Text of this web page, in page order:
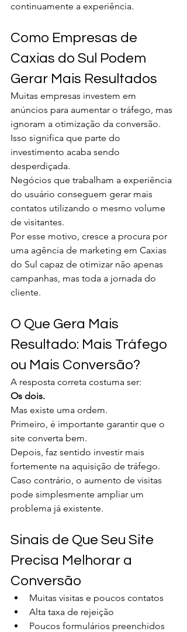
continuamente a experiência.
Como Empresas de
Caxias do Sul Podem
Gerar Mais Resultados
Muitas empresas investem em
anúncios para aumentar o tráfego, mas
ignoram a otimização da conversão.
Isso significa que parte do
investimento acaba sendo
desperdiçada.
Negócios que trabalham a experiência
do usuário conseguem gerar mais
contatos utilizando o mesmo volume
de visitantes.
Por esse motivo, cresce a procura por
uma agência de marketing em Caxias
do Sul capaz de otimizar não apenas
campanhas, mas toda a jornada do
cliente.
O Que Gera Mais
Resultado: Mais Tráfego
ou Mais Conversão?
A resposta correta costuma ser:
Os dois.
Mas existe uma ordem.
Primeiro, é importante garantir que o
site converta bem.
Depois, faz sentido investir mais
fortemente na aquisição de tráfego.
Caso contrário, o aumento de visitas
pode simplesmente ampliar um
problema já existente.
Sinais de Que Seu Site
Precisa Melhorar a
Conversão
Muitas visitas e poucos contatos
Alta taxa de rejeição
Poucos formulários preenchidos